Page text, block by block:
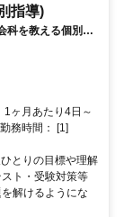
指導)
科を教える個別指
ヶ月あたり4日～
務時間： [1]
とりの目標や理解
ト・受験対策等
解けるようにな